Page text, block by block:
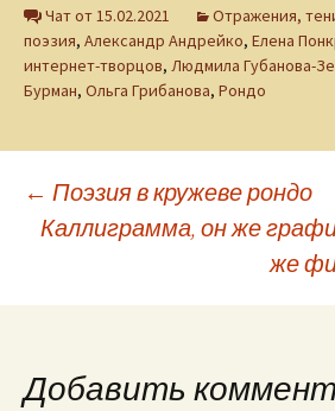
Чат от 15.02.2021 Отражения,
поэзия, Александр Андрейко, Елена
интернет-творцов, Людмила Губанова-
Бурман, Ольга Грибанова, Рондо
Навигация
записям
← Поэзия в кружеве рондо
Каллиграмма, он же
же
Добавить